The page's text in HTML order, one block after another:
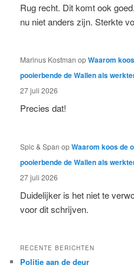
Rug recht. Dit komt ook
nu niet anders zijn. Sterkte
Marinus Kostman opWaarom
pooierbende de Wallen als
27 juli 2026
Precies dat!
Spic & Span opWaarom koos de
pooierbende de Wallen als
27 juli 2026
Duidelijker is het niet te
voor dit schrijven.
RECENTE BERICHTEN
Politie aan de deur